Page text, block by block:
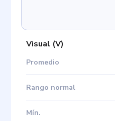
Visual (V)
Promedio
Rango normal
Mín.